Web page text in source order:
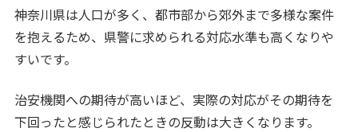
神奈川県は人口が多く、都市部から郊外まで多様な案件
を抱えるため、県警に求められる対応水準も高くなりや
すいです。
治安機関への期待が高いほど、実際の対応がその期待を
下回ったと感じられたときの反動は大きくなります。